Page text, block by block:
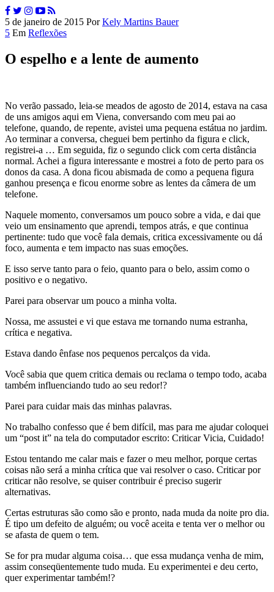
5 de janeiro de 2015 Por Kely Martins Bauer
5 Em Reflexões
O espelho e a lente de aumento
No verão passado, leia-se meados de agosto de 2014, estava na casa
de uns amigos aqui em Viena, conversando com meu pai ao
telefone, quando, de repente, avistei uma pequena estátua no jardim.
Ao terminar a conversa, cheguei bem pertinho da figura e click,
registrei-a … Em seguida, fiz o segundo click com certa distância
normal. Achei a figura interessante e mostrei a foto de perto para os
donos da casa. A dona ficou abismada de como a pequena figura
ganhou presença e ficou enorme sobre as lentes da câmera de um
telefone.
Naquele momento, conversamos um pouco sobre a vida, e dai que
veio um ensinamento que aprendi, tempos atrás, e que continua
pertinente: tudo que você fala demais, critica excessivamente ou dá
foco, aumenta e tem impacto nas suas emoções.
E isso serve tanto para o feio, quanto para o belo, assim como o
positivo e o negativo.
Parei para observar um pouco a minha volta.
Nossa, me assustei e vi que estava me tornando numa estranha,
crítica e negativa.
Estava dando ênfase nos pequenos percalços da vida.
Você sabia que quem critica demais ou reclama o tempo todo, acaba
também influenciando tudo ao seu redor!?
Parei para cuidar mais das minhas palavras.
No trabalho confesso que é bem difícil, mas para me ajudar coloquei
um “post it” na tela do computador escrito: Criticar Vicia, Cuidado!
Estou tentando me calar mais e fazer o meu melhor, porque certas
coisas não será a minha crítica que vai resolver o caso. Criticar por
criticar não resolve, se quiser contribuir é preciso sugerir
alternativas.
Certas estruturas são como são e pronto, nada muda da noite pro dia.
É tipo um defeito de alguém; ou você aceita e tenta ver o melhor ou
se afasta de quem o tem.
Se for pra mudar alguma coisa… que essa mudança venha de mim,
assim conseqüentemente tudo muda. Eu experimentei e deu certo,
quer experimentar também!?